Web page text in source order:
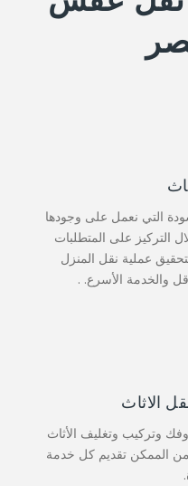
التي نعمل على وجودها
التركيز على المتطلبات
عملية نقل المنزل
والخدمة الأسرع. .
الاثاث
وتركيب وتغليف الأثاث
من الممكن تقديم كل خدمة